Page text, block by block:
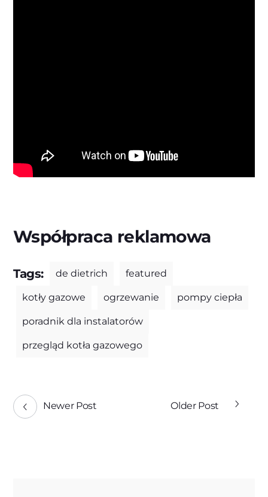
Współpraca reklamowa
Tags: de dietrich featured
kotły gazowe ogrzewanie pompy ciepła
poradnik dla instalatorów
przegląd kotła gazowego
Newer Post Older Post